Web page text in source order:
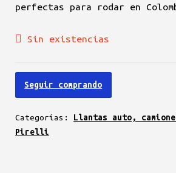
perfectas para rodar en
Sin existencias
Seguir comprando
Categorías: Llantas auto,
Pirelli